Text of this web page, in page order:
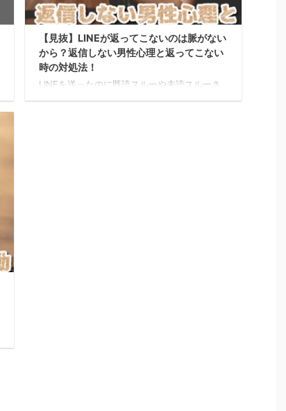
【見抜】LINEが返ってこないのは脈がない
から？返信しない男性心理と返ってこない
時の対処法！
LINEを送ったのに既読スルーや未読スルーさ